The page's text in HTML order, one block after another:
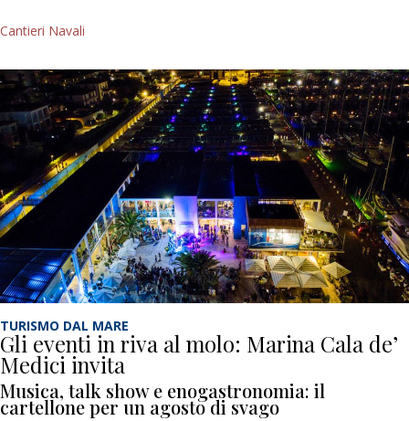
Cantieri Navali
TURISMO DAL MARE
Gli eventi in riva al molo: Marina Cala de’
Medici invita
Musica, talk show e enogastronomia: il
cartellone per un agosto di svago